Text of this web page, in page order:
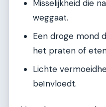
Misselijkheid die
weggaat.
Een droge mond
het praten of
Lichte
beïnvloedt.